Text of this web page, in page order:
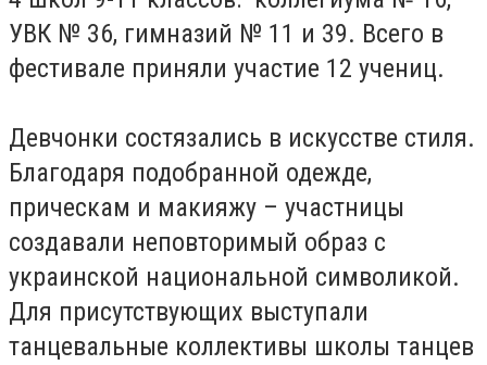
УВК № 36, гимназий № 11 и 39. Всего в
фестивале приняли участие 12 учениц.
Девчонки состязались в искусстве стиля.
Благодаря подобранной одежде,
прическам и макияжу – участницы
создавали неповторимый образ с
украинской национальной символикой.
Для присутствующих выступали
танцевальные коллективы школы танцев